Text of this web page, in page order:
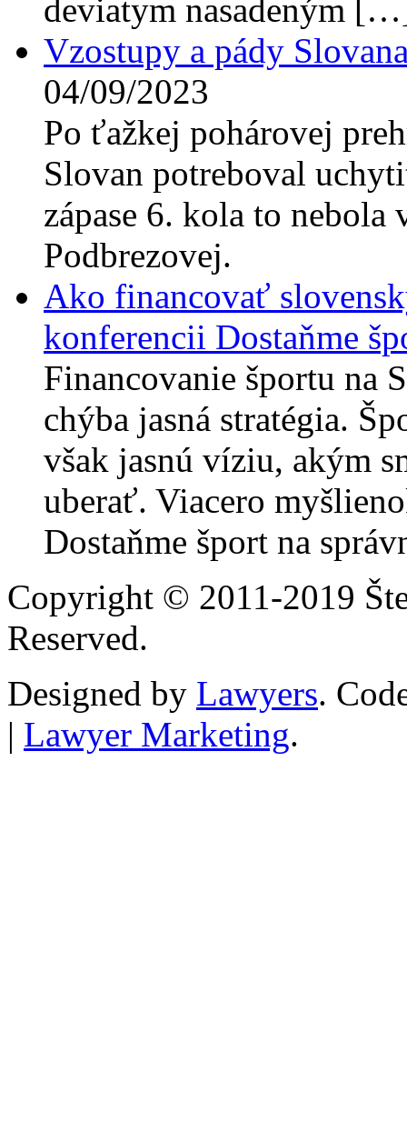
deviatym nasadeným
Vzostupy a pády
04/09/2023
Po ťažkej pohárovej
Slovan potreboval
zápase 6. kola to
Podbrezovej.
Ako financovať
konferencii Dostaňme
Financovanie športu na
chýba jasná stratégia.
však jasnú víziu, akým
uberať. Viacero
Dostaňme šport na
Copyright © 2011-2019
Reserved.
Designed by Lawyers.
| Lawyer Marketing.